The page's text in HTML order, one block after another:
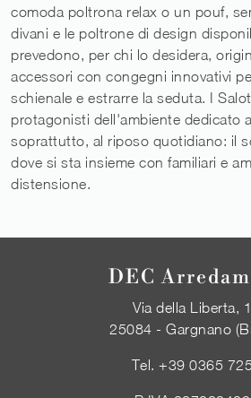
comoda poltrona relax o un pouf,
divani e le poltrone di design
prevedono, per chi lo desidera,
accessori con congegni innovativi
schienale e estrarre la seduta. I
protagonisti dell'ambiente dedicato
soprattutto, al riposo quotidiano: il
dove si sta insieme con familiari e
distensione.
DEC
Via della Liberta,
25084 - Gargnano
Tel.+39 0365